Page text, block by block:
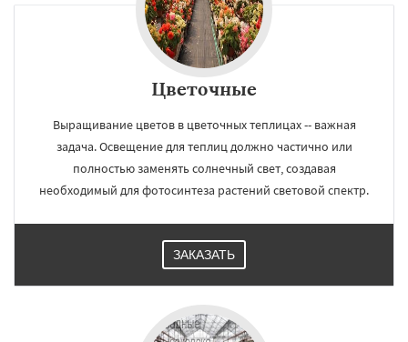
Цветочные
Выращивание цветов в цветочных теплицах -- важная
задача. Освещение для теплиц должно частично или
полностью заменять солнечный свет, создавая
необходимый для фотосинтеза растений световой спектр.
ЗАКАЗАТЬ